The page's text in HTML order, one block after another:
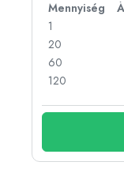
Mennyiség
1
20
60
120